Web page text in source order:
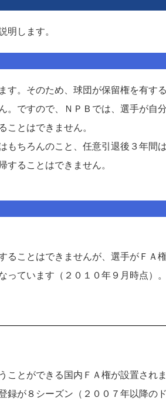
明します。
。そのため、球団が保留権を有す
ですので、ＮＰＢでは、選手が自
ことはできません。
ちろんのこと、任意引退後３年間
することはできません。
ことはできませんが、選手がＦＡ
ています（２０１０年９月時点）。
とができる国内ＦＡ権が設置されま
録が８シーズン（２００７年以降の